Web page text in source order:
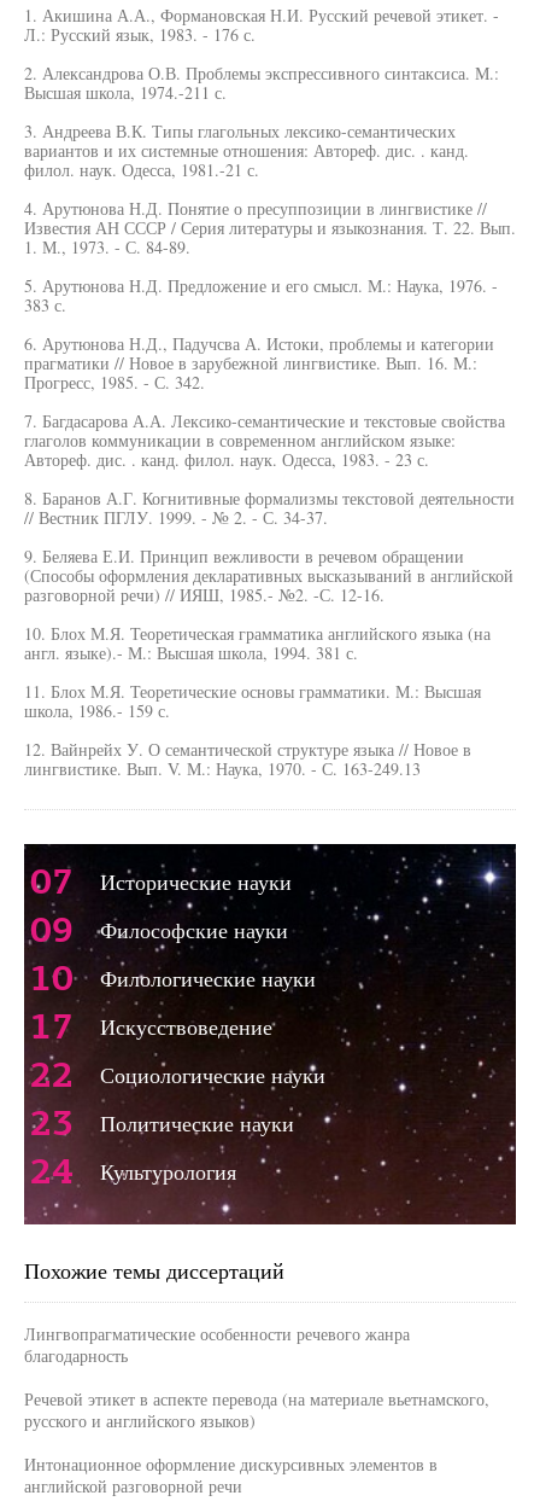
1. Акишина А.А., Формановская Н.И. Русский речевой этикет. -
Л.: Русский язык, 1983. - 176 с.
2. Александрова О.В. Проблемы экспрессивного синтаксиса. М.:
Высшая школа, 1974.-211 с.
3. Андреева В.К. Типы глагольных лексико-семантических
вариантов и их системные отношения: Автореф. дис. . канд.
филол. наук. Одесса, 1981.-21 с.
4. Арутюнова Н.Д. Понятие о пресуппозиции в лингвистике //
Известия АН СССР / Серия литературы и языкознания. Т. 22. Вып.
1. М., 1973. - С. 84-89.
5. Арутюнова Н.Д. Предложение и его смысл. М.: Наука, 1976. -
383 с.
6. Арутюнова Н.Д., Падучсва А. Истоки, проблемы и категории
прагматики // Новое в зарубежной лингвистике. Вып. 16. М.:
Прогресс, 1985. - С. 342.
7. Багдасарова А.А. Лексико-семантические и текстовые свойства
глаголов коммуникации в современном английском языке:
Автореф. дис. . канд. филол. наук. Одесса, 1983. - 23 с.
8. Баранов А.Г. Когнитивные формализмы текстовой деятельности
// Вестник ПГЛУ. 1999. - № 2. - С. 34-37.
9. Беляева Е.И. Принцип вежливости в речевом обращении
(Способы оформления декларативных высказываний в английской
разговорной речи) // ИЯШ, 1985.- №2. -С. 12-16.
10. Блох М.Я. Теоретическая грамматика английского языка (на
англ. языке).- М.: Высшая школа, 1994. 381 с.
11. Блох М.Я. Теоретические основы грамматики. М.: Высшая
школа, 1986.- 159 с.
12. Вайнрейх У. О семантической структуре языка // Новое в
лингвистике. Вып. V. М.: Наука, 1970. - С. 163-249.13
07 Исторические науки
09 Философские науки
10 Филологические науки
17 Искусствоведение
22 Социологические науки
23 Политические науки
24 Культурология
Похожие темы диссертаций
Лингвопрагматические особенности речевого жанра
благодарность
Речевой этикет в аспекте перевода (на материале вьетнамского,
русского и английского языков)
Интонационное оформление дискурсивных элементов в
английской разговорной речи